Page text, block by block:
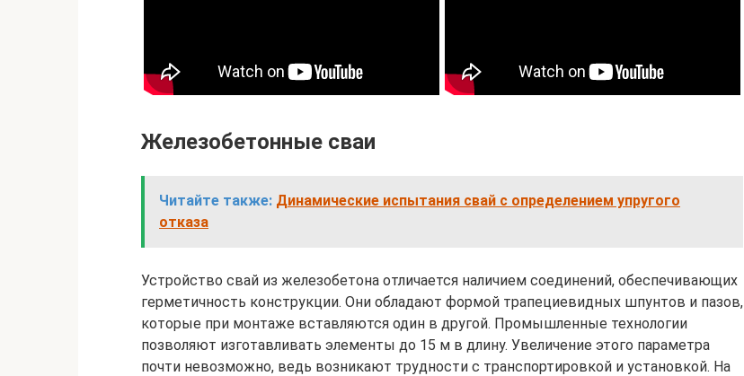
Железобетонные сваи
Читайте также: Динамические испытания свай с определением упругого
отказа
Устройство свай из железобетона отличается наличием соединений, обеспечивающих
герметичность конструкции. Они обладают формой трапециевидных шпунтов и пазов,
которые при монтаже вставляются один в другой. Промышленные технологии
позволяют изготавливать элементы до 15 м в длину. Увеличение этого параметра
почти невозможно, ведь возникают трудности с транспортировкой и установкой. На